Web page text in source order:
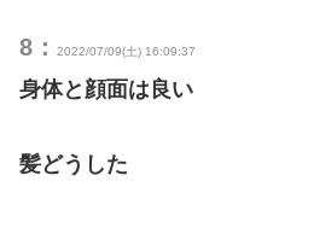
8： 2022/07/09(土) 16:09:37
身体と顔面は良い
髪どうした